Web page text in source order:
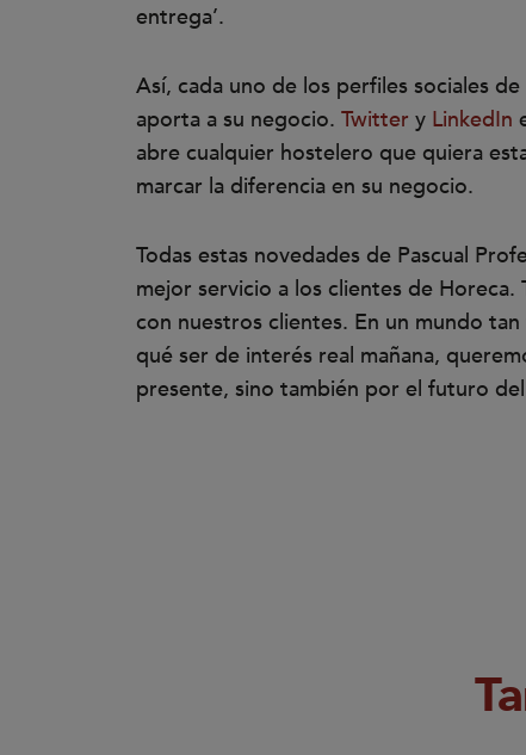
entrega’.
Así, cada uno de los perfiles sociales
aporta a su negocio. Twitter y LinkedIn
abre cualquier hostelero que quiera
marcar la diferencia en su negocio.
Todas estas novedades de Pascual
mejor servicio a los clientes de Horeca.
con nuestros clientes. En un mundo
qué ser de interés real mañana,
presente, sino también por el futuro